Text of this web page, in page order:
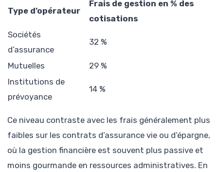
Type d’opérateur
Frais de gestion en % des
cotisations
Sociétés
d’assurance
32 %
Mutuelles
29 %
Institutions de
prévoyance
14 %
Ce niveau contraste avec les frais généralement plus
faibles sur les contrats d’assurance vie ou d’épargne,
où la gestion financière est souvent plus passive et
moins gourmande en ressources administratives. En